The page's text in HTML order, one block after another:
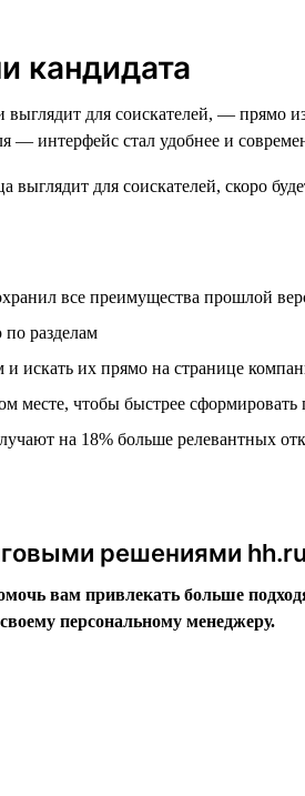
кандидата
для соискателей, — прямо
— интерфейс стал удобнее и
все преимущества прошлой
разделам
искать их прямо на странице
месте, чтобы быстрее
на 18% больше релевантных
решениями hh.ru
вам привлекать больше
персональному менеджеру.